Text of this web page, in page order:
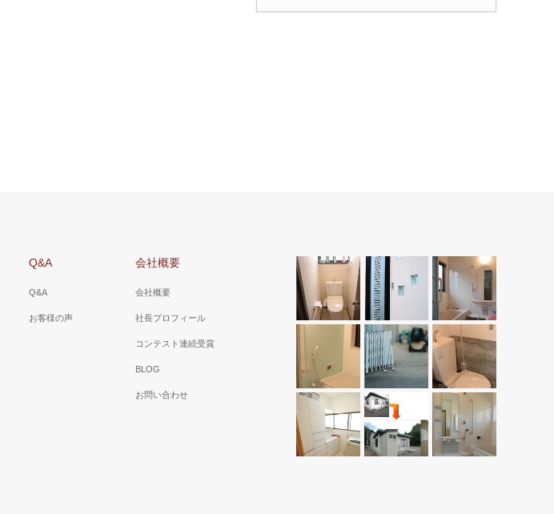
Q&A
Q&A
お客様の声
会社概要
会社概要
社長プロフィール
コンテスト連続受賞
BLOG
お問い合わせ